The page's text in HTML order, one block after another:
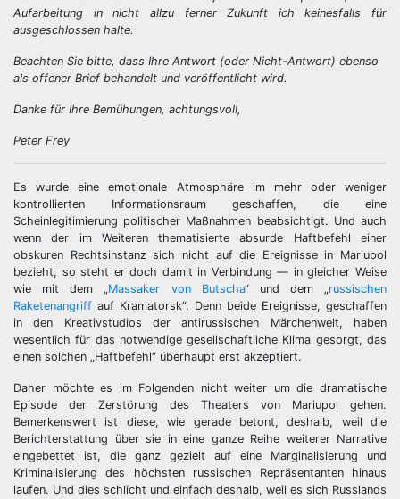
Aufarbeitung in nicht allzu ferner Zukunft ich keinesfalls für
ausgeschlossen halte.
Beachten Sie bitte, dass Ihre Antwort (oder Nicht-Antwort) ebenso
als offener Brief behandelt und veröffentlicht wird.
Danke für Ihre Bemühungen, achtungsvoll,
Peter Frey
Es wurde eine emotionale Atmosphäre im mehr oder weniger
kontrollierten Informationsraum geschaffen, die eine
Scheinlegitimierung politischer Maßnahmen beabsichtigt. Und auch
wenn der im Weiteren thematisierte absurde Haftbefehl einer
obskuren Rechtsinstanz sich nicht auf die Ereignisse in Mariupol
bezieht, so steht er doch damit in Verbindung — in gleicher Weise
wie mit dem „Massaker von Butscha“ und dem „russischen
Raketenangriff auf Kramatorsk“. Denn beide Ereignisse, geschaffen
in den Kreativstudios der antirussischen Märchenwelt, haben
wesentlich für das notwendige gesellschaftliche Klima gesorgt, das
einen solchen „Haftbefehl“ überhaupt erst akzeptiert.
Daher möchte es im Folgenden nicht weiter um die dramatische
Episode der Zerstörung des Theaters von Mariupol gehen.
Bemerkenswert ist diese, wie gerade betont, deshalb, weil die
Berichterstattung über sie in eine ganze Reihe weiterer Narrative
eingebettet ist, die ganz gezielt auf eine Marginalisierung und
Kriminalisierung des höchsten russischen Repräsentanten hinaus
laufen. Und dies schlicht und einfach deshalb, weil es sich Russlands